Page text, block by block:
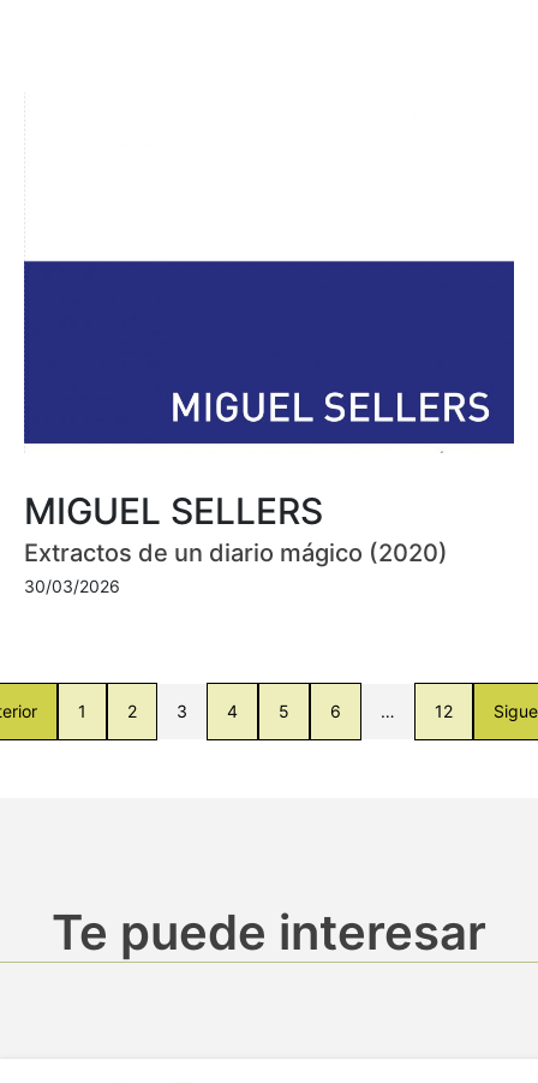
MIGUEL SELLERS
Extractos de un diario mágico (2020)
30/03/2026
1 2 3 4 5 6 … 12
Te puede interesar